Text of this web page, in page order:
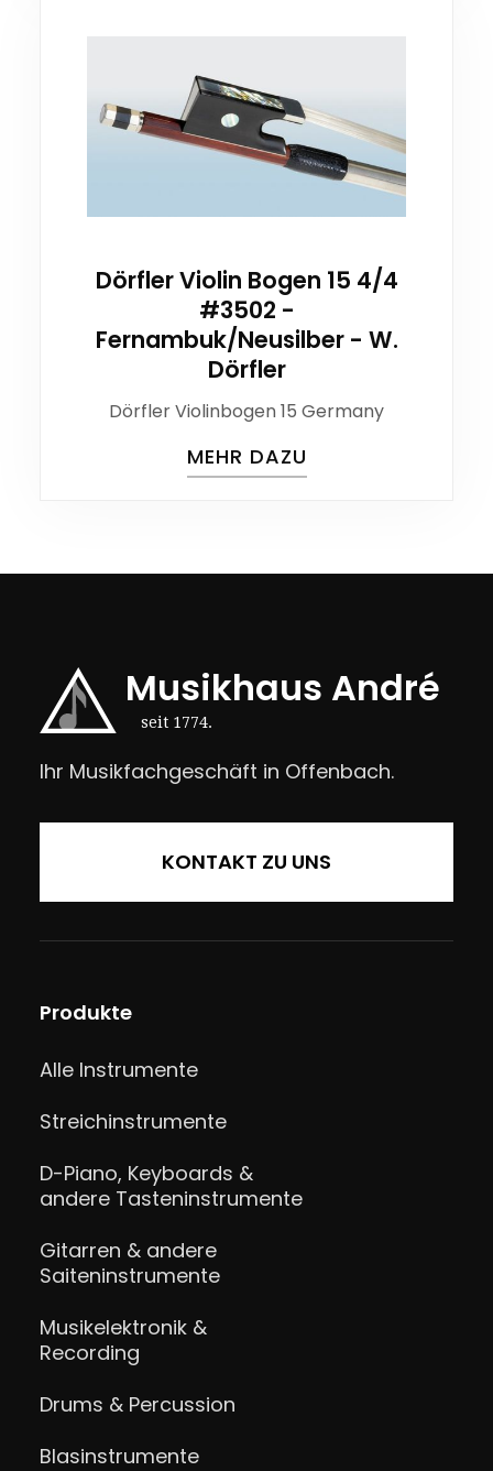
Dörfler Violin Bogen 15 4/4
#3502 -
Fernambuk/Neusilber - W.
Dörfler
Dörfler Violinbogen 15 Germany
MEHR DAZU
Musikhaus André
seit 1774.
Ihr Musikfachgeschäft in Offenbach.
KONTAKT ZU UNS
Produkte
Alle Instrumente
Streichinstrumente
D-Piano, Keyboards &
andere Tasteninstrumente
Gitarren & andere
Saiteninstrumente
Musikelektronik &
Recording
Drums & Percussion
Blasinstrumente